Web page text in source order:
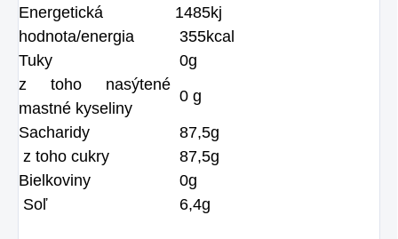
Energetická
hodnota/energia
1485kj
355kcal
Tuky
0g
z toho nasýtené
mastné kyseliny
0 g
Sacharidy
87,5g
z toho cukry
87,5g
Bielkoviny
0g
Soľ
6,4g